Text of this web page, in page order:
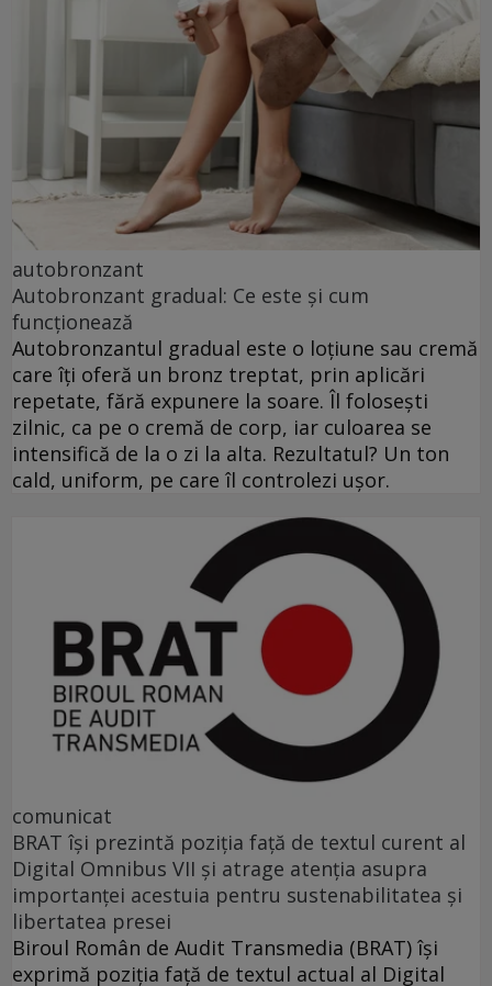
autobronzant
Autobronzant gradual: Ce este și cum
funcționează
Autobronzantul gradual este o loțiune sau cremă
care îți oferă un bronz treptat, prin aplicări
repetate, fără expunere la soare. Îl folosești
zilnic, ca pe o cremă de corp, iar culoarea se
intensifică de la o zi la alta. Rezultatul? Un ton
cald, uniform, pe care îl controlezi ușor.
comunicat
BRAT își prezintă poziția față de textul curent al
Digital Omnibus VII și atrage atenția asupra
importanței acestuia pentru sustenabilitatea și
libertatea presei
Biroul Român de Audit Transmedia (BRAT) își
exprimă poziția față de textul actual al Digital